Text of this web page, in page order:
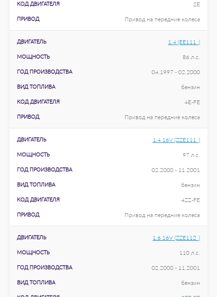
КОД ДВИГАТЕЛЯ 2E
ПРИВОД Привод на передние колеса
ДВИГАТЕЛЬ 1.4 (EE111_)
МОЩНОСТЬ 86 л.с.
ГОД ПРОИЗВОДСТВА 04.1997 - 02.2000
ВИД ТОПЛИВА бензин
КОД ДВИГАТЕЛЯ 4E-FE
ПРИВОД Привод на передние колеса
ДВИГАТЕЛЬ 1.4 16V (ZZE111_)
МОЩНОСТЬ 97 л.с.
ГОД ПРОИЗВОДСТВА 02.2000 - 11.2001
ВИД ТОПЛИВА бензин
КОД ДВИГАТЕЛЯ 4ZZ-FE
ПРИВОД Привод на передние колеса
ДВИГАТЕЛЬ 1.6 16V (ZZE112_)
МОЩНОСТЬ 110 л.с.
ГОД ПРОИЗВОДСТВА 02.2000 - 11.2001
ВИД ТОПЛИВА бензин